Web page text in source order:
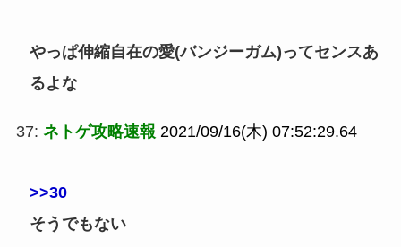
やっぱ伸縮自在の愛(バンジーガム)ってセンスあ
るよな
37: ネトゲ攻略速報 2021/09/16(木) 07:52:29.64
>>30
そうでもない